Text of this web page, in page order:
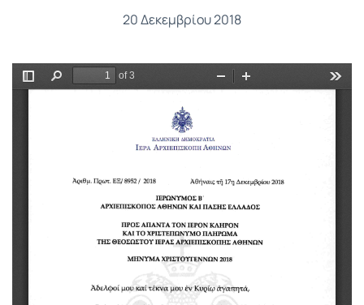
20 Δεκεμβρίου 2018